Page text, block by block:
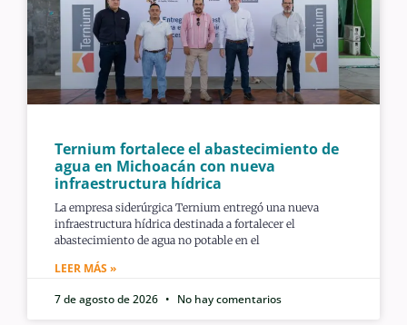
Ternium fortalece el abastecimiento de
agua en Michoacán con nueva
infraestructura hídrica
La empresa siderúrgica Ternium entregó una nueva
infraestructura hídrica destinada a fortalecer el
abastecimiento de agua no potable en el
LEER MÁS »
7 de agosto de 2026
No hay comentarios